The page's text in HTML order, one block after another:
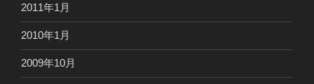
2011年1月
2010年1月
2009年10月